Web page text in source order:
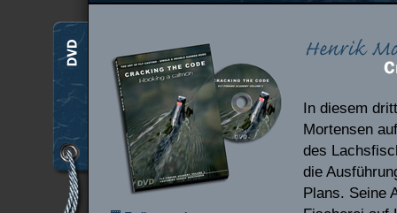
In diesem
Mortensen
des
die
Plans. Seine